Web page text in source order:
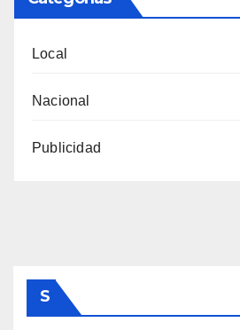
Local
Nacional
Publicidad
S